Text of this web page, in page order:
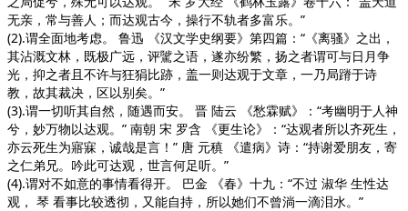
无亲，常与善人；而达观古今，操行不轨者多富乐。”
(2).谓全面地考虑。 鲁迅
《汉文学史纲要》 第四篇：“ 《离骚》 之出，
其沾溉文林，既极广远，评騭之语，遂亦纷繁，扬之者谓可与日月争
光，抑之者且不许与狂狷比跡，盖一则达观于文章，一乃局蹐于诗
教，故其裁决，区以别矣。”
(3).谓一切听其自然，随遇而安。 晋 陆云
《愁霖赋》
：“考幽明于人神
兮，妙万物以达观。” 南朝 宋 罗含
《更生论》
：“达观者所以齐死生，
亦云死生为寤寐，诚哉是言！” 唐 元稹
《遣病》 诗：“持谢爱朋友，寄
之仁弟兄。吟此可达观，世言何足听。”
(4).谓对不如意的事情看得开。 巴金
《春》 十九：“不过 淑华 生性达
观， 琴 看事比较透彻，又能自持，所以她们不曾淌一滴泪水。”